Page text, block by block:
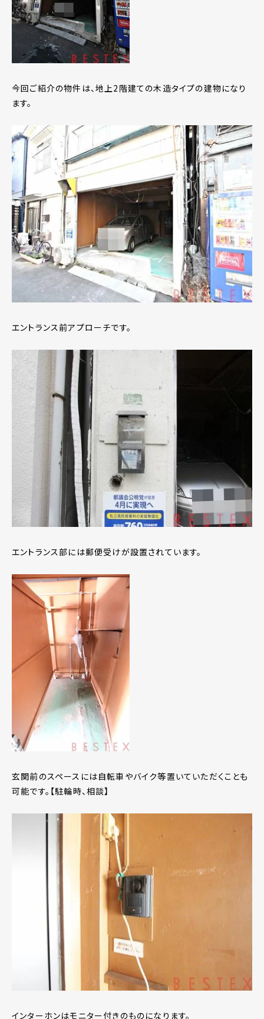
今回ご紹介の物件は、地上2階建ての木造タイプの建物になり
ます。
エントランス前アプローチです。
エントランス部には郵便受けが設置されています。
玄関前のスペースには自転車やバイク等置いていただくことも
可能です。【駐輪時、相談】
インターホンはモニター付きのものになります。